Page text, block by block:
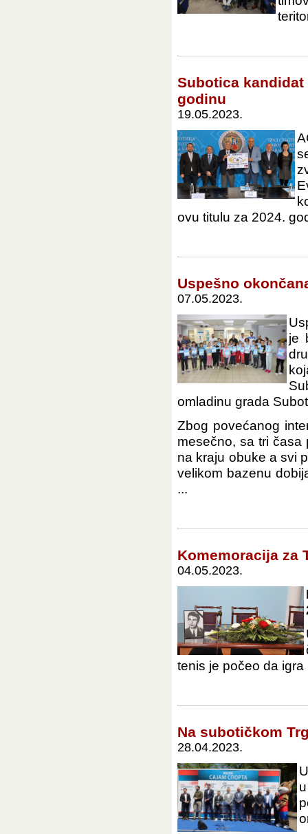
Subotica kandidat
godinu
19.05.2023.
ovu titulu za 2024.
Uspešno
07.05.2023.
je
omladinu grada
Zbog povećanog
mesečno, sa tri časa
na kraju obuke a svi
velikom bazenu
...
Komemoracija za
04.05.2023.
tenis je počeo da igra
Na subotičkom
28.04.2023.